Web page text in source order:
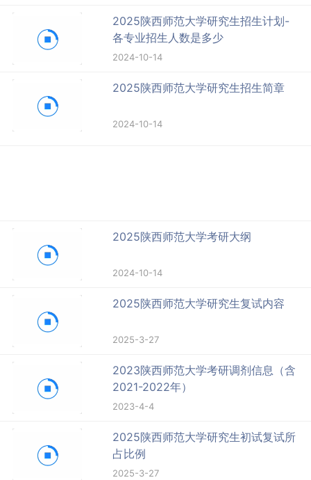
2025陕西师范大学研究生招生计划-
各专业招生人数是多少
2024-10-14
2025陕西师范大学研究生招生简章
2024-10-14
2025陕西师范大学考研大纲
2024-10-14
2025陕西师范大学研究生复试内容
2025-3-27
2023陕西师范大学考研调剂信息（含
2021-2022年）
2023-4-4
2025陕西师范大学研究生初试复试所
占比例
2025-3-27